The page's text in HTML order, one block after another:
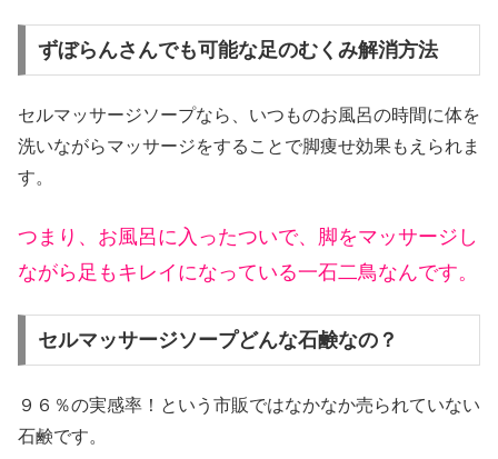
ずぼらんさんでも可能な足のむくみ解消方法
セルマッサージソープなら、いつものお風呂の時間に体を
洗いながらマッサージをすることで脚痩せ効果もえられま
す。
つまり、お風呂に入ったついで、脚をマッサージし
ながら足もキレイになっている一石二鳥なんです。
セルマッサージソープどんな石鹸なの？
９６％の実感率！という市販ではなかなか売られていない
石鹸です。